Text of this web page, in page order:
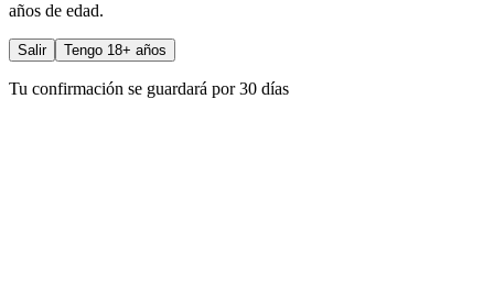
años de edad.
Salir Tengo 18+ años
Tu confirmación se guardará por 30 días